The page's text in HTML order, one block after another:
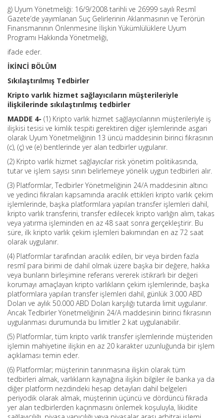
ğ) Uyum Yönetmeliği: 16/9/2008 tarihli ve 26999 sayılı Resmî
Gazete’de yayımlanan Suç Gelirlerinin Aklanmasının ve Terörün
Finansmanının Önlenmesine İlişkin Yükümlülüklere Uyum
Programı Hakkında Yönetmeliği,
ifade eder.
İKİNCİ BÖLÜM
Sıkılaştırılmış Tedbirler
Kripto varlık hizmet sağlayıcıların müşterileriyle
ilişkilerinde sıkılaştırılmış tedbirler
MADDE 4- (1) Kripto varlık hizmet sağlayıcılarının müşterileriyle iş
ilişkisi tesisi ve kimlik tespiti gerektiren diğer işlemlerinde asgari
olarak Uyum Yönetmeliğinin 13 üncü maddesinin birinci fıkrasının
(c), (ç) ve (e) bentlerinde yer alan tedbirler uygulanır.
(2) Kripto varlık hizmet sağlayıcılar risk yönetim politikasında,
tutar ve işlem sayısı sınırı belirlemeye yönelik uygun tedbirleri alır.
(3) Platformlar, Tedbirler Yönetmeliğinin 24/A maddesinin altıncı
ve yedinci fıkraları kapsamında aracılık ettikleri kripto varlık çekim
işlemlerinde, başka platformlara yapılan transfer işlemleri dahil,
kripto varlık transferini, transfer edilecek kripto varlığın alım, takas
veya yatırma işleminden en az 48 saat sonra gerçekleştirir. Bu
süre, ilk kripto varlık çekim işlemleri bakımından en az 72 saat
olarak uygulanır.
(4) Platformlar tarafından aracılık edilen, bir veya birden fazla
resmî para birimi de dahil olmak üzere başka bir değere, hakka
veya bunların birleşimine referans vererek istikrarlı bir değeri
korumayı amaçlayan kripto varlıkların çekim işlemlerinde, başka
platformlara yapılan transfer işlemleri dahil, günlük 3.000 ABD
Doları ve aylık 50.000 ABD Doları karşılığı tutarda limit uygulanır.
Ancak Tedbirler Yönetmeliğinin 24/A maddesinin birinci fıkrasının
uygulanması durumunda bu limitler 2 kat uygulanabilir.
(5) Platformlar, tüm kripto varlık transfer işlemlerinde müşteriden
işlemin mahiyetine ilişkin en az 20 karakter uzunluğunda bir işlem
açıklaması temin eder.
(6) Platformlar; müşterinin tanınmasına ilişkin olarak tüm
tedbirleri almak, varlıkların kaynağına ilişkin bilgiler ile banka ya da
diğer platform nezdindeki hesap detayları dahil belgeleri
periyodik olarak almak, müşterinin üçüncü ve dördüncü fıkrada
yer alan tedbirlerden kaçınmasını önlemek koşuluyla, likidite